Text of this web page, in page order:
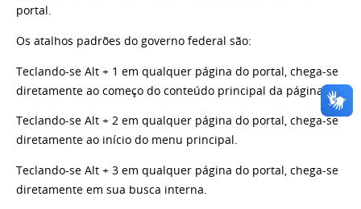
portal.
Os atalhos padrões do governo federal são:
Teclando-se Alt + 1 em qualquer página do portal, chega-se
diretamente ao começo do conteúdo principal da página.
Teclando-se Alt + 2 em qualquer página do portal, chega-se
diretamente ao início do menu principal.
Teclando-se Alt + 3 em qualquer página do portal, chega-se
diretamente em sua busca interna.